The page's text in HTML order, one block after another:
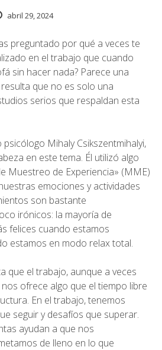
abril 29, 2024
preguntado por qué a veces te
en el trabajo que cuando
sin hacer nada? Parece una
que no es solo una
serios que respaldan esta
Mihaly Csikszentmihalyi,
en este tema. Él utilizó algo
Muestreo de Experiencia» (MME)
emociones y actividades
son bastante
irónicos: la mayoría de
felices cuando estamos
estamos en modo relax total.
que el trabajo, aunque a veces
ofrece algo que el tiempo libre
En el trabajo, tenemos
seguir y desafíos que superar.
ayudan a que nos
de lleno en lo que